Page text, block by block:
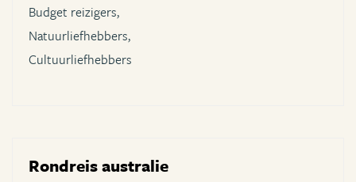
Budget reizigers,
Natuurliefhebbers,
Cultuurliefhebbers
Rondreis australie